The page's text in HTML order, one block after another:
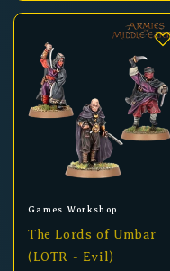
Anbieter:
Games Workshop
The Lords of Umbar
(LOTR - Evil)